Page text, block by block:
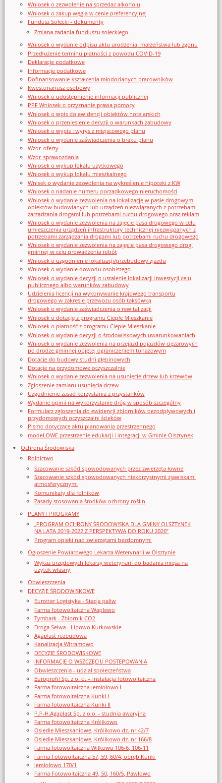
Wniosek o zezwolenie na sprzedaz alkoholu
Wniosek o zakup węgla w cenie preferencyjnej
Fundusz Sołecki - dokumenty
Zmiana zadania funduszu sołeckiego
Wniosek o wydanie odpisu aktu urodzenia, małżeństwa lub zgonu
Przedłużenie terminu płatności z powodu COVID-19
Deklaracje podatkowe
Informacje podatkowe
Dofinansowanie kształcenia młodocianych pracowników
Kwestonariusz osobowy
Wniosek o udostępnienie informacji publicznej
PPF Wniosek o przyznanie prawa pomocy
Wniosek o wpis do ewidencji obiektów hotelarskich
Wniosek o przeniesienie decyzji o warunkach zabudowy
Wniosek o wypis i wyrys z miejscowego planu
Wniosek o wydanie zaświadczenia o braku planu
Wzor_oferty
Wzor_sprawozdania
Wniosek o wykup lokalu użytkowego
Wniosek o wykup lokalu mieszkalnego
Wnisek o wydanie zezwolenia na wykreślenie hipoteki z KW
Wniosek o nadanie numeru porządkowego nieruchomości
Wniosek o wydanie zezwolenia na lokalizację w pasie drogowym
obiektów budowlanych lub urządzeń niezwiązanych z potrzebami
zarządzania drogami lub potrzebami ruchu drogowego oraz reklam
Wniosek o wydanie zezwolenia na zajęcie pasa drogowego w celu
umieszczenia urządzeń infrastruktury technicznej niezwiązanych z
potrzebami zarządzania drogami lub potrzebami ruchu drogowego
Wniosek o wydanie zezwolenia na zajęcie pasa drogowego drogi
gminnej w celu prowadzenia robót
Wniosek o uzgodnienie lokalizacji/przebudowy zjazdu
Wniosek o wydanie dowodu osobistego
Wniosek o wydanie decyzji o ustalenie lokalizacji inwestycji celu
publicznego albo warunków zabudowy
Udzielenia licencji na wykonywanie krajowego transportu
drogowego w zakresie przewozu osób taksówką
Wniosek o wydanie zaświadczenia o rewitalizacji
Wniosek o dotację z programu Ciepłe Mieszkanie
Wniosek o płatność z programu Ciepłe Mieszkanie
Wniosek o wydanie decyzji o środowiskowych uwarunkowaniach
Wniosek o wydanie zezwolenia na przejazd pojazdów ciężarowych
po drodze gminnej objętej ograniczeniem tonażowym
Dotacje do budowy studni głębinowych
Dotacje na przydomowe oczyszczalnie
Wniosek o wydanie zezwolenia na usunięcie drzew lub krzewów
Zgłoszenie zamiaru usunięcia drzew
Uzgodnienie zasad korzystania z przystanków
Wydanie opinii na wykorzystanie dróg w sposób szczególny
Formularz zgłoszenia do ewidencji zbiorników bezodpływowych i
przydomowych oczyszczalni ścieków
Pismo dotyczące aktu planowania przestrzennego
modeLOWE przestrzenie edukacji i integracji w Gminie Olsztynek
Ochrona Środowiska
Rolnictwo
Szacowanie szkód spowodowanych przez zwierzęta łowne
Szacowanie szkód spowodowanych niekorzystnymi zjawiskami
atmosferycznymi
Komunikaty dla rolników
Zasady stosowania środków ochrony roślin
PLANY I PROGRAMY
„PROGRAM OCHRONY ŚRODOWISKA DLA GMINY OLSZTYNEK
NA LATA 2019-2022 Z PERSPEKTYWĄ DO ROKU 2026”
Program opieki nad zwierzętami bezdomnymi
Ogloszenie Powiatowego Lekarza Weterynarii w Olsztynie
Wykaz urzędowych lekarzy weterynarii do badania mięsa na
użytek własny
Obwieszczenia
DECYZJE ŚRODOWISKOWE
Eurotter Logistyka - Stacja paliw
Farma fotowoltaiczna Waplewo
Tymbark - Zbiornik CO2
Droga Selwa - Lipowo Kurkowskie
Agaplast rozbudowa
Kanalizacja Witramowo
DECYZJE ŚRODOWISKOWE
INFORMACJE O WSZCZĘCIU POSTĘPOWANIA
Obwieszczenia - udział społeczeństwa
Europrofil Sp. z o. o. – instalacja fotowoltaiczna
Farma fotowoltaiczna Jemiołowo I
Farma fotowoltaiczna Kunki I
Farma fotowoltaiczna Kunki II
P.P-H.Agaplast Sp. z o.o. - studnia awaryjna
Farma fotowoltaiczna Królikowo
Osiedle Mieszkaniowe, Królikowo dz. nr 42/7
Osiedle Mieszkaniowe, Królikowo dz. nr 166/8
Farma fotowoltaiczna Wilkowo 106-6, 106-11
Farma Fotowoltaiczna 57, 59, 60/4, obręb Kunki
Jemiołowo 170/1
Farma Fotowoltaiczna 49, 50, 160/5, Pawłowo